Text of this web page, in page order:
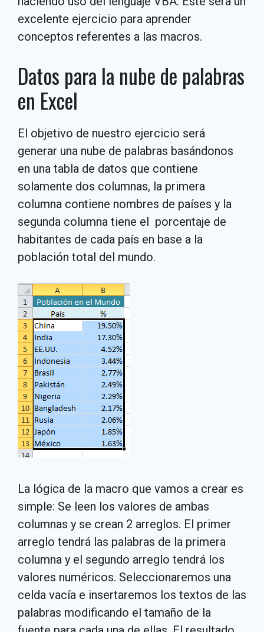
excelente ejercicio para aprender
conceptos referentes a las macros.
Datos para la nube de palabras
en Excel
El objetivo de nuestro ejercicio será
generar una nube de palabras basándonos
en una tabla de datos que contiene
solamente dos columnas, la primera
columna contiene nombres de países y la
segunda columna tiene el porcentaje de
habitantes de cada país en base a la
población total del mundo.
La lógica de la macro que vamos a crear es
simple: Se leen los valores de ambas
columnas y se crean 2 arreglos. El primer
arreglo tendrá las palabras de la primera
columna y el segundo arreglo tendrá los
valores numéricos. Seleccionaremos una
celda vacía e insertaremos los textos de las
palabras modificando el tamaño de la